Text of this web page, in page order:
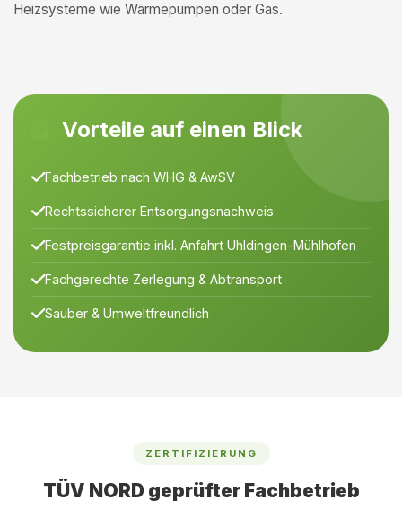
Heizsysteme wie Wärmepumpen oder Gas.
Vorteile auf einen Blick
Fachbetrieb nach WHG & AwSV
Rechtssicherer Entsorgungsnachweis
Festpreisgarantie inkl. Anfahrt Uhldingen-Mühlhofen
Fachgerechte Zerlegung & Abtransport
Sauber & Umweltfreundlich
ZERTIFIZIERUNG
TÜV NORD geprüfter Fachbetrieb